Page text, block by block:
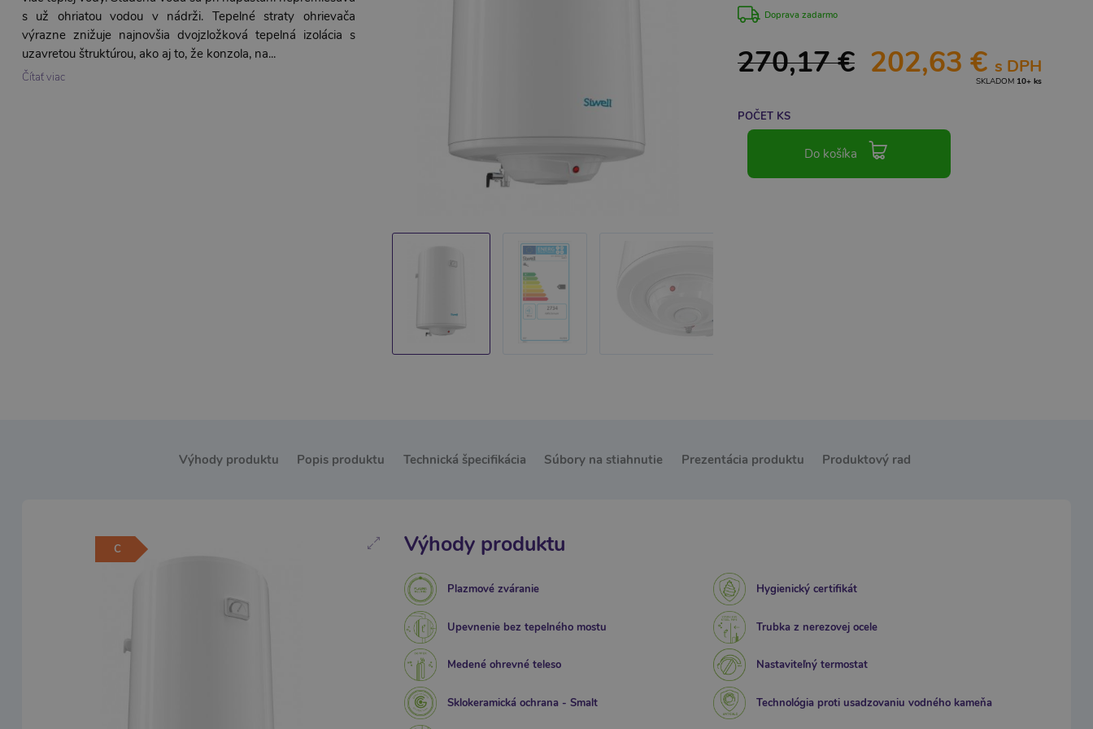
s už ohriatou vodou v nádrži. Tepelné straty ohrievača
výrazne znižuje najnovšia dvojzložková tepelná izolácia s
uzavretou štruktúrou, ako aj to, že konzola, na...
Čítať viac
Doprava zadarmo
270,17 € 202,63 € s DPH
SKLADOM 10+ ks
POČET KS
Do košíka
Výhody produktu Popis produktu Technická špecifikácia Súbory na stiahnutie Prezentácia produktu Produktový rad
C Výhody produktu
Plazmové zváranie Hygienický certifikát
Upevnenie bez tepelného mostu Trubka z nerezovej ocele
Medené ohrevné teleso Nastaviteľný termostat
Sklokeramická ochrana - Smalt Technológia proti usadzovaniu vodného kameňa